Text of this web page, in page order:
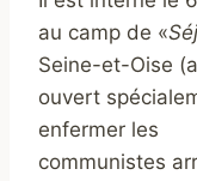
au camp de «
Seine-et-Oise
ouvert
enfermer les
communistes